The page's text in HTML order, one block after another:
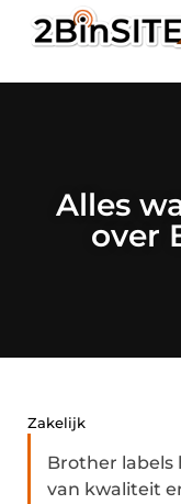
Alles
over
Zakelijk
Brother labels
van kwaliteit